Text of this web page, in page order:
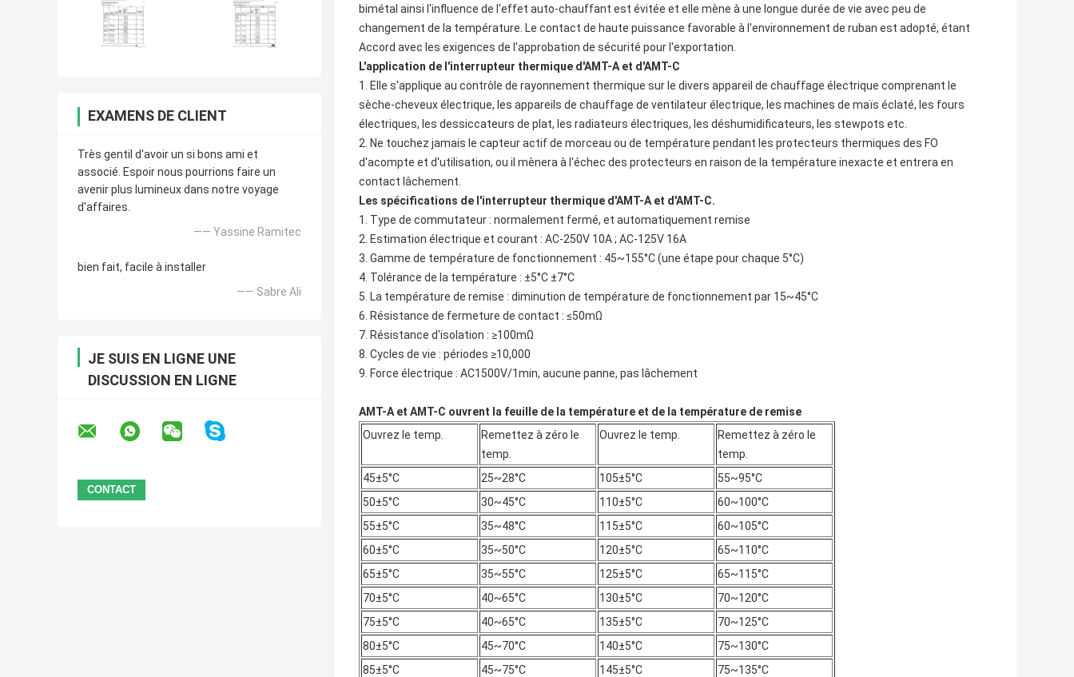
EXAMENS DE CLIENT
Très gentil d'avoir un si bons ami et
associé. Espoir nous pourrions faire un
avenir plus lumineux dans notre voyage
d'affaires.
—— Yassine Ramitec
bien fait, facile à installer
—— Sabre Ali
JE SUIS EN LIGNE UNE
DISCUSSION EN LIGNE
bimétal ainsi l'influence de l'effet auto-chauffant est évitée et elle mène à une longue durée de vie avec peu de
changement de la température. Le contact de haute puissance favorable à l'environnement de ruban est adopté, étant
Accord avec les exigences de l'approbation de sécurité pour l'exportation.
L'application de l'interrupteur thermique d'AMT-A et d'AMT-C
1. Elle s'applique au contrôle de rayonnement thermique sur le divers appareil de chauffage électrique comprenant le
sèche-cheveux électrique, les appareils de chauffage de ventilateur électrique, les machines de maïs éclaté, les fours
électriques, les dessiccateurs de plat, les radiateurs électriques, les déshumidificateurs, les stewpots etc.
2. Ne touchez jamais le capteur actif de morceau ou de température pendant les protecteurs thermiques des FO
d'acompte et d'utilisation, ou il mènera à l'échec des protecteurs en raison de la température inexacte et entrera en
contact lâchement.
Les spécifications de l'interrupteur thermique d'AMT-A et d'AMT-C.
1. Type de commutateur : normalement fermé, et automatiquement remise
2. Estimation électrique et courant : AC-250V 10A ; AC-125V 16A
3. Gamme de température de fonctionnement : 45~155°C (une étape pour chaque 5°C)
4. Tolérance de la température : ±5°C ±7°C
5. La température de remise : diminution de température de fonctionnement par 15~45°C
6. Résistance de fermeture de contact : ≤50mΩ
7. Résistance d'isolation : ≥100mΩ
8. Cycles de vie : périodes ≥10,000
9. Force électrique : AC1500V/1min, aucune panne, pas lâchement
AMT-A et AMT-C ouvrent la feuille de la température et de la température de remise
Ouvrez le temp.
Remettez à zéro le
temp.
Ouvrez le temp.
Remettez à zéro le
temp.
45±5°C
25~28°C 105±5°C
55~95°C
50±5°C
30~45°C 110±5°C
60~100°C
55±5°C
35~48°C 115±5°C
60~105°C
60±5°C
35~50°C 120±5°C
65~110°C
65±5°C
35~55°C 125±5°C
65~115°C
70±5°C
40~65°C 130±5°C
70~120°C
75±5°C
40~65°C 135±5°C
70~125°C
80±5°C
45~70°C 140±5°C
75~130°C
85±5°C
45~75°C 145±5°C
75~135°C